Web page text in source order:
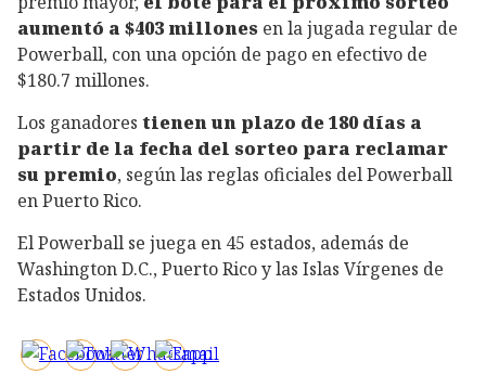
aumentó a $403 millones en la jugada regular de
Powerball, con una opción de pago en efectivo de
$180.7 millones.
Los ganadores tienen un plazo de 180 días a
partir de la fecha del sorteo para reclamar
su premio, según las reglas oficiales del Powerball
en Puerto Rico.
El Powerball se juega en 45 estados, además de
Washington D.C., Puerto Rico y las Islas Vírgenes de
Estados Unidos.